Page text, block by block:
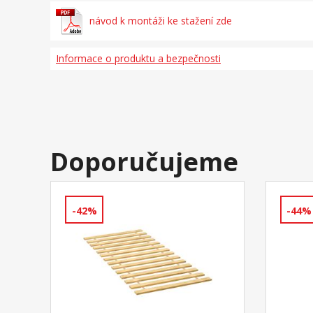
návod k montáži ke stažení zde
Informace o produktu a bezpečnosti
Doporučujeme
-42% -44%